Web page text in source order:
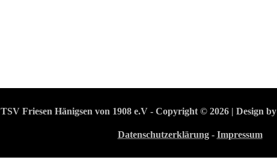
TSV Friesen Hänigsen von 1908 e.V - Copyright © 2026 | Design by
Datenschutzerklärung- Impressum